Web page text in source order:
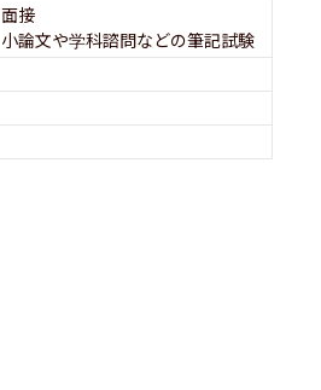
面接
小論文や学科諮問などの筆記試験